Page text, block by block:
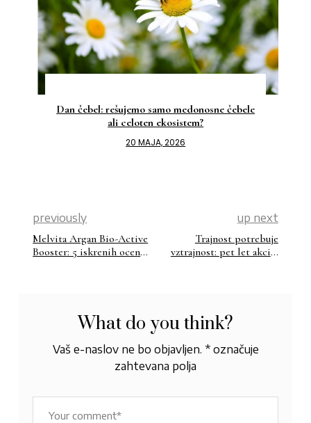
Dan čebel: rešujemo samo medonosne čebele
ali celoten ekosistem?
20 MAJA, 2026
previously
Melvita Argan Bio-Active
Booster: 5 iskrenih ocen
up next
Trajnost potrebuje
vztrajnost: pet let akcije
What do you think?
Vaš e-naslov ne bo objavljen. *označuje
zahtevana polja